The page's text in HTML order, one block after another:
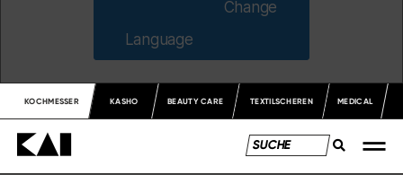
Language
KOCHMESSER KASHO BEAUTY CARE TEXTILSCHEREN MEDICAL